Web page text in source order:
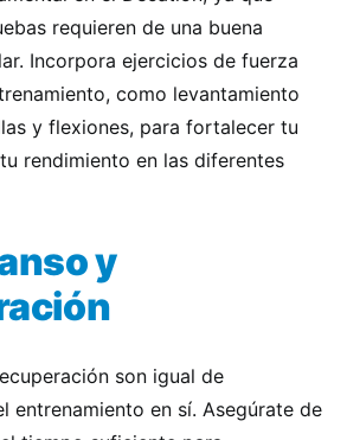
requieren de una buena
Incorpora ejercicios de fuerza
como levantamiento
y flexiones, para fortalecer tu
rendimiento en las diferentes
y
son igual de
entrenamiento en sí. Asegúrate de